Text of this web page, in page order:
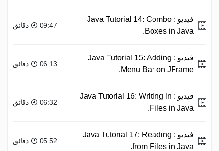
فيديو : Java Tutorial 14: Combo
Boxes in Java.
09:47 دقائق
فيديو : Java Tutorial 15: Adding
Menu Bar on JFrame.
06:13 دقائق
فيديو : Java Tutorial 16: Writing in
Files in Java.
06:32 دقائق
فيديو : Java Tutorial 17: Reading
from Files in Java.
05:52 دقائق